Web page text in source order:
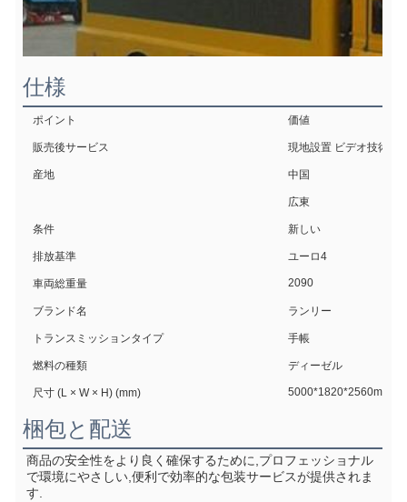
仕様
ポイント 価値
販売後サービス 現地設置 ビデオ技術サ
産地 中国
広東
条件 新しい
排放基準 ユーロ4
車両総重量 2090
ブランド名 ランリー
トランスミッションタイプ 手帳
燃料の種類 ディーゼル
尺寸 (L × W × H) (mm) 5000*1820*2560mm
梱包と配送
商品の安全性をより良く確保するために,プロフェッショナル
で環境にやさしい,便利で効率的な包装サービスが提供されま
す.